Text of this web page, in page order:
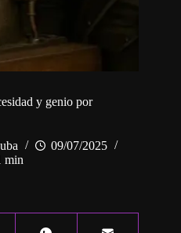
y genio por
09/07/2025
min